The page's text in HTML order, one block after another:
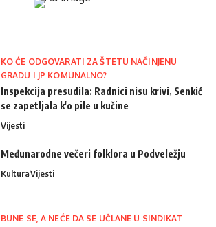
KO ĆE ODGOVARATI ZA ŠTETU NAČINJENU
GRADU I JP KOMUNALNO?
Inspekcija presudila: Radnici nisu krivi, Senkić
se zapetljala k'o pile u kučine
Vijesti
Međunarodne večeri folklora u Podveležju
KulturaVijesti
BUNE SE, A NEĆE DA SE UČLANE U SINDIKAT